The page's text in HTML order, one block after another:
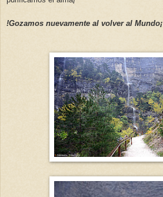
!Gozamos nuevamente al volver al Mundo¡